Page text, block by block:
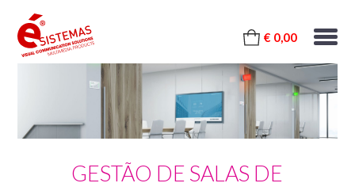
€ 0,00
GESTÃO DE SALAS DE